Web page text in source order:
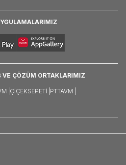
VE ÇÖZÜM ORTAKLARIMIZ
| ÇIÇEKSEPETI | PTTAVM |